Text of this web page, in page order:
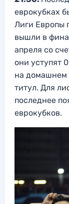
еврокубках
Лиги Европы
вышли в
апреля со
они уступят
на домашнем
титул. Для
последнее
еврокубков.